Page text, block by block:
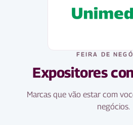
FEIRA DE
Expositores
Marcas que vão estar com
negócios.